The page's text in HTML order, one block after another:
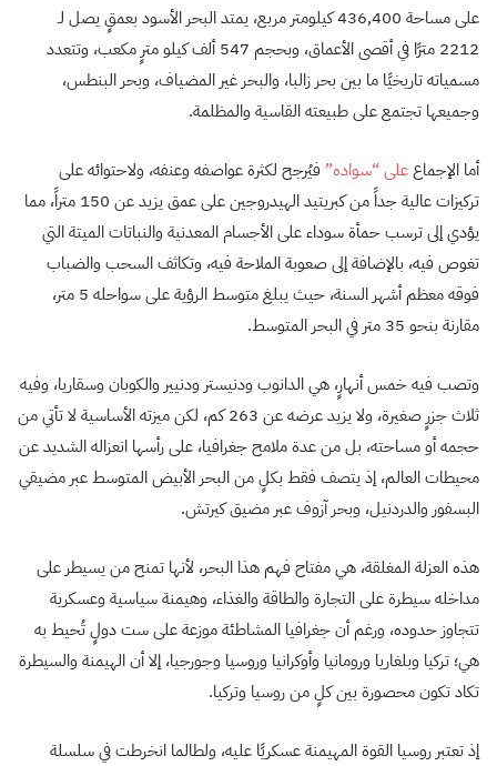
على مساحة 436,400 كيلومتر مربع، يمتد البحر الأسود بعمقٍ يصل لـ
2212 مترًا في أقصى الأعماق، وبحجم 547 ألف كيلو مترٍ مكعب، وتتعدد
مسمياته تاريخيًا ما بين بحر زالبا، والبحر غير المضياف، وبحر البنطس،
وجميعها تجتمع على طبيعته القاسية والمظلمة.
أما الإجماععلى “سواده” فيُرجح لكثرة عواصفه وعنفه، ولاحتوائه على
تركيزات عالية جداً من كبريتيد الهيدروجين على عمق يزيد عن 150 متراً، مما
يؤدي إلى ترسب حمأة سوداء على الأجسام المعدنية والنباتات الميتة التي
تغوص فيه، بالإضافة إلى صعوبة الملاحة فيه، وتكاثف السحب والضباب
فوقه معظم أشهر السنة، حيث يبلغ متوسط الرؤية على سواحله 5 متر،
مقارنة بنحو 35 متر في البحر المتوسط.
وتصب فيه خمس أنهارٍ، هي الدانوب ودنيستر ودنيير والكوبان وسقاريا، وفيه
ثلاث جزرٍ صغيرة، ولا يزيد عرضه عن 263 كم، لكن ميزته الأساسية لا تأتي من
حجمه أو مساحته، بل من عدة ملامح جغرافيا، على رأسها انعزاله الشديد عن
محيطات العالم، إذ يتصف فقط بكلٍ من البحر الأبيض المتوسط عبر مضيقي
البسفور والدردنيل، وبحر آزوف عبر مضيق كيرتش.
هذه العزلة المغلقة، هي مفتاح فهم هذا البحر، لأنها تمنح من يسيطر على
مداخله سيطرة على التجارة والطاقة والغذاء، وهيمنة سياسية وعسكرية
تتجاوز حدوده، ورغم أن جغرافيا المشاطئة موزعة على ست دولٍ تُحيط به
هي؛ تركيا وبلغاريا ورومانيا وأوكرانيا وروسيا وجورجيا، إلا أن الهيمنة والسيطرة
تكاد تكون محصورة بين كلٍ من روسيا وتركيا.
إذ تعتبر روسيا القوة المهيمنة عسكريًا عليه، ولطالما انخرطت في سلسلة